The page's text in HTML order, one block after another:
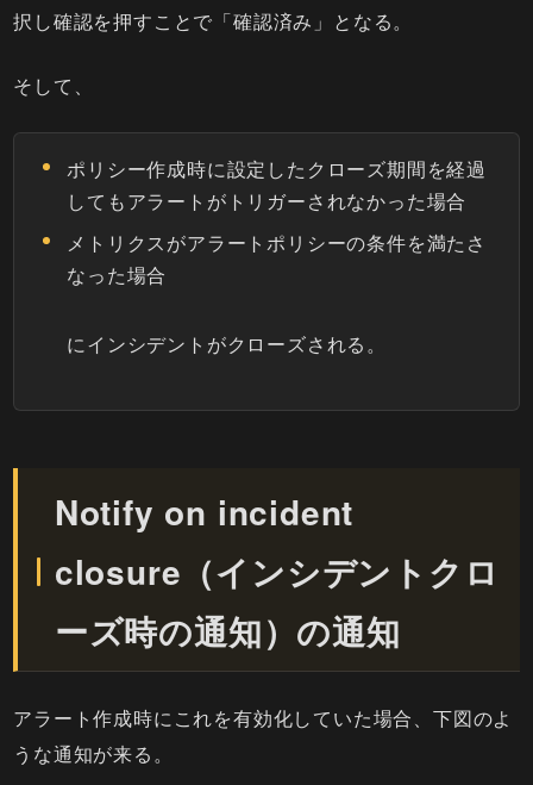
択し確認を押すことで「確認済み」となる。
そして、
ポリシー作成時に設定したクローズ期間を経過
してもアラートがトリガーされなかった場合
メトリクスがアラートポリシーの条件を満たさ
なった場合
にインシデントがクローズされる。
Notify on incident
closure（インシデントクロ
ーズ時の通知）の通知
アラート作成時にこれを有効化していた場合、下図のよ
うな通知が来る。